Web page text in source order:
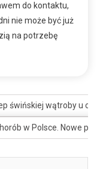
do kontaktu,
nie może być już
na potrzebę
świńskiej wątroby u
w Polsce. Nowe